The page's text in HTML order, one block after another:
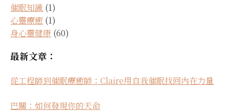
緒
風
暴，
如
用
念
駕
催眠知識 (1)
心靈療癒 (1)
身心靈健康 (60)
最新文章：
從工程師到催眠療癒師：Claire用自我催眠找回內在力量
巴關：如何發現你的天命